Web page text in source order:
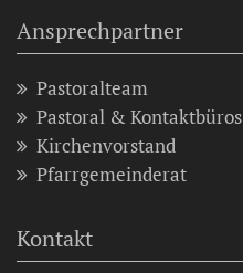
Ansprechpartner
Pastoralteam
Pastoral & Kontaktbüros
Kirchenvorstand
Pfarrgemeinderat
Kontakt